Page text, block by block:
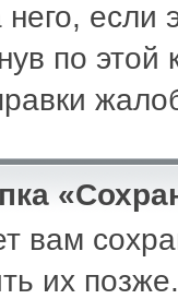
по этой
вам
их